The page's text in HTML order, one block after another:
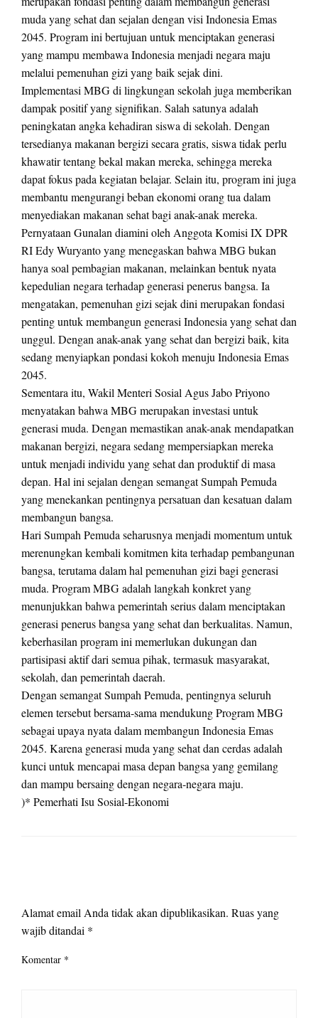
muda yang sehat dan sejalan dengan visi Indonesia Emas
2045. Program ini bertujuan untuk menciptakan generasi
yang mampu membawa Indonesia menjadi negara maju
melalui pemenuhan gizi yang baik sejak dini.
Implementasi MBG di lingkungan sekolah juga memberikan
dampak positif yang signifikan. Salah satunya adalah
peningkatan angka kehadiran siswa di sekolah. Dengan
tersedianya makanan bergizi secara gratis, siswa tidak perlu
khawatir tentang bekal makan mereka, sehingga mereka
dapat fokus pada kegiatan belajar. Selain itu, program ini juga
membantu mengurangi beban ekonomi orang tua dalam
menyediakan makanan sehat bagi anak-anak mereka.
Pernyataan Gunalan diamini oleh Anggota Komisi IX DPR
RI Edy Wuryanto yang menegaskan bahwa MBG bukan
hanya soal pembagian makanan, melainkan bentuk nyata
kepedulian negara terhadap generasi penerus bangsa. Ia
mengatakan, pemenuhan gizi sejak dini merupakan fondasi
penting untuk membangun generasi Indonesia yang sehat dan
unggul. Dengan anak-anak yang sehat dan bergizi baik, kita
sedang menyiapkan pondasi kokoh menuju Indonesia Emas
2045.
Sementara itu, Wakil Menteri Sosial Agus Jabo Priyono
menyatakan bahwa MBG merupakan investasi untuk
generasi muda. Dengan memastikan anak-anak mendapatkan
makanan bergizi, negara sedang mempersiapkan mereka
untuk menjadi individu yang sehat dan produktif di masa
depan. Hal ini sejalan dengan semangat Sumpah Pemuda
yang menekankan pentingnya persatuan dan kesatuan dalam
membangun bangsa.
Hari Sumpah Pemuda seharusnya menjadi momentum untuk
merenungkan kembali komitmen kita terhadap pembangunan
bangsa, terutama dalam hal pemenuhan gizi bagi generasi
muda. Program MBG adalah langkah konkret yang
menunjukkan bahwa pemerintah serius dalam menciptakan
generasi penerus bangsa yang sehat dan berkualitas. Namun,
keberhasilan program ini memerlukan dukungan dan
partisipasi aktif dari semua pihak, termasuk masyarakat,
sekolah, dan pemerintah daerah.
Dengan semangat Sumpah Pemuda, pentingnya seluruh
elemen tersebut bersama-sama mendukung Program MBG
sebagai upaya nyata dalam membangun Indonesia Emas
2045. Karena generasi muda yang sehat dan cerdas adalah
kunci untuk mencapai masa depan bangsa yang gemilang
dan mampu bersaing dengan negara-negara maju.
)* Pemerhati Isu Sosial-Ekonomi
Alamat email Anda tidak akan dipublikasikan. Ruas yang
wajib ditandai *
Komentar *